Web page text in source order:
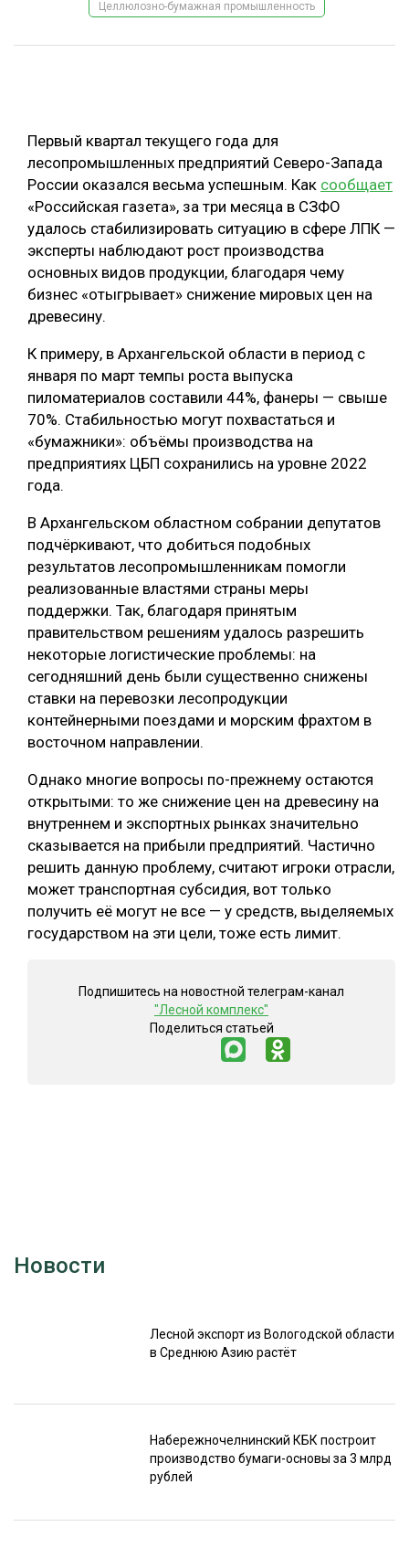
ПРОИЗВОДСТВО ДРЕВЕСНЫХ ПЛИТ
КОМПЛЕКСНАЯ ПЕРЕРАБОТКА
БЕЗОПАСНОЕ ПРОИЗВОДСТВО
СОРТИРОВКА ДРЕВЕСИНЫ
СУШКА ДРЕВЕСИНЫ
МЕБЕЛЬНОЕ ПРОИЗВОДСТВО
ПОДБОРКИ СТАТЕЙ
Целлюлозно-бумажная промышленность
Первый квартал текущего года для
лесопромышленных предприятий Северо-Запада
России оказался весьма успешным. Как сообщает
«Российская газета», за три месяца в СЗФО
удалось стабилизировать ситуацию в сфере ЛПК —
эксперты наблюдают рост производства
основных видов продукции, благодаря чему
бизнес «отыгрывает» снижение мировых цен на
древесину.
К примеру, в Архангельской области в период с
января по март темпы роста выпуска
пиломатериалов составили 44%, фанеры — свыше
70%. Стабильностью могут похвастаться и
«бумажники»: объёмы производства на
предприятиях ЦБП сохранились на уровне 2022
года.
В Архангельском областном собрании депутатов
подчёркивают, что добиться подобных
результатов лесопромышленникам помогли
реализованные властями страны меры
поддержки. Так, благодаря принятым
правительством решениям удалось разрешить
некоторые логистические проблемы: на
сегодняшний день были существенно снижены
ставки на перевозки лесопродукции
контейнерными поездами и морским фрахтом в
восточном направлении.
Однако многие вопросы по-прежнему остаются
открытыми: то же снижение цен на древесину на
внутреннем и экспортных рынках значительно
сказывается на прибыли предприятий. Частично
решить данную проблему, считают игроки отрасли,
может транспортная субсидия, вот только
получить её могут не все — у средств, выделяемых
государством на эти цели, тоже есть лимит.
Подпишитесь на новостной телеграм-канал
"Лесной комплекс"
Поделиться статьей
Новости
Лесной экспорт из Вологодской области
в Среднюю Азию растёт
Набережночелнинский КБК построит
производство бумаги-основы за 3 млрд
рублей